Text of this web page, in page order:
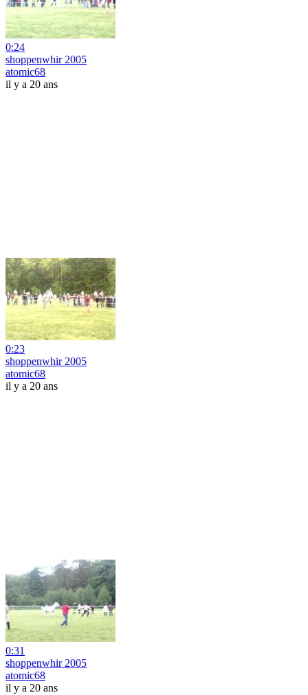
0:24
shoppenwhir 2005
atomic68
il y a 20 ans
0:23
shoppenwhir 2005
atomic68
il y a 20 ans
0:31
shoppenwhir 2005
atomic68
il y a 20 ans